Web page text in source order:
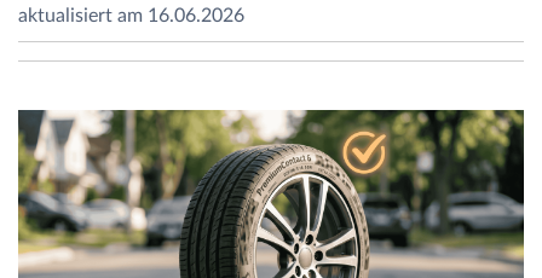
aktualisiert am 16.06.2026